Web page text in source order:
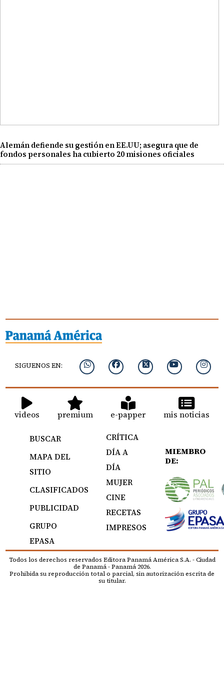
Alemán defiende su gestión en EE.UU; asegura que de
fondos personales ha cubierto 20 misiones oficiales
SIGUENOS EN:
videos premium e-papper mis noticias
BUSCAR
MAPA DEL
SITIO
CLASIFICADOS
PUBLICIDAD
GRUPO
EPASA
CRÍTICA
DÍA A
DÍA
MUJER
CINE
RECETAS
IMPRESOS
MIEMBRO
DE:
Todos los derechos reservados Editora Panamá América S.A. - Ciudad
de Panamá - Panamá 2026.
Prohibida su reproducción total o parcial, sin autorización escrita de
su titular.